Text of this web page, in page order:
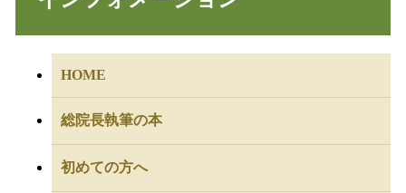
HOME
総院長執筆の本
初めての方へ